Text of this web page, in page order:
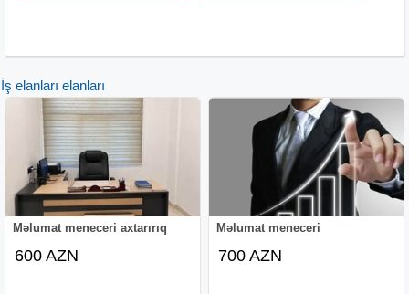
İş elanları elanları
Məlumat meneceri axtarırıq
600 AZN
Məlumat meneceri
700 AZN